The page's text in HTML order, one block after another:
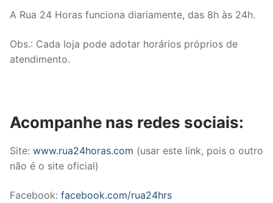
A Rua 24 Horas funciona diariamente, das 8h às 24h.
Obs.: Cada loja pode adotar horários próprios de
atendimento.
Acompanhe nas redes sociais:
Site: www.rua24horas.com (usar este link, pois o outro
não é o site oficial)
Facebook: facebook.com/rua24hrs